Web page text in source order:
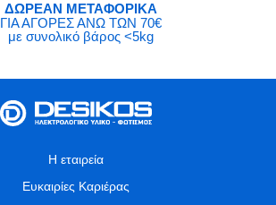
ΔΩΡΕΑΝ ΜΕΤΑΦΟΡΙΚΑ
ΓΙΑ ΑΓΟΡΕΣ ΑΝΩ ΤΩΝ 70€
με συνολικό βάρος <5kg
Η εταιρεία
Ευκαιρίες Καριέρας